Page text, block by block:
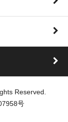
Reserved.
号